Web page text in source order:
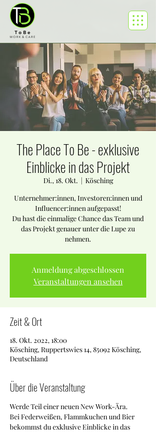
The Place To Be - exklusive
Einblicke in das Projekt
Di., 18. Okt.
  |
Kösching
Unternehmer:innen, Investoren:innen und
Influencer:innen aufgepasst!
Du hast die einmalige Chance das Team und
das Projekt genauer unter die Lupe zu
nehmen.
Anmeldung abgeschlossen
Veranstaltungen ansehen
Zeit & Ort
18. Okt. 2022, 18:00
Kösching, Ruppertswies 14, 85092 Kösching,
Deutschland
Über die Veranstaltung
Werde Teil einer neuen New Work-Ära.
Bei Federweißen, Flammkuchen und Bier
bekommst du exklusive Einblicke in das